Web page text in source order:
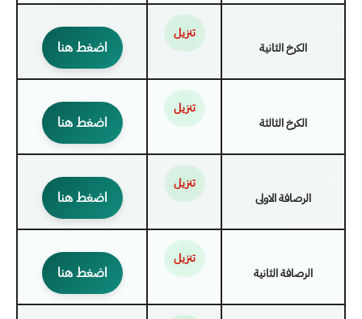
الكرخ الثانية
تنزيل
اضغط هنا
الكرخ الثالثة
تنزيل
اضغط هنا
الرصافة الاولى
تنزيل
اضغط هنا
الرصافة الثانية
تنزيل
اضغط هنا